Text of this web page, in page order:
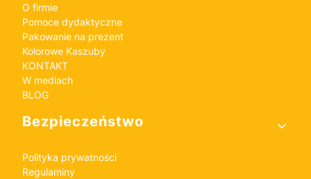
O firmie
Pomoce dydaktyczne
Pakowanie na prezent
Kolorowe Kaszuby
KONTAKT
W mediach
BLOG
Bezpieczeństwo
Polityka prywatności
Regulaminy